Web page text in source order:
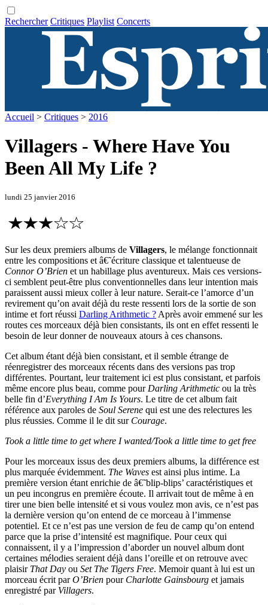
Rechercher Critiques Playlist Concerts
Accueil > Critiques > 2016
Villagers - Where Have You
Been All My Life ?
lundi 25 janvier 2016
Sur les deux premiers albums de Villagers, le mélange fonctionnait
entre les compositions et â€˜écriture classique et talentueuse de
Connor O’Brien et un habillage plus aventureux. Mais ces versions-
ci semblent peut-être plus conventionnelles dans leur intention mais
paraissent aussi mieux coller à leur nature. Serait-ce l’amorce d’un
revirement qu’on avait déjà du reste ressenti lors de la sortie de son
intime et fort réussi Darling Arithmetic ? Après avoir emmené sur les
routes ces morceaux déjà bien consistants, ils ont en effet ressenti le
besoin de leur donner de nouveaux atours à ces chansons.
Cet album étant déjà bien consistant, et il semble étrange de
réenregistrer des morceaux récents dans des versions pas trop
différentes. Pourtant, leur traitement ici est plus consistant, et parfois
même encore plus beau, comme pour Darling Arithmetic ou la très
belle fin d’Everything I Am Is Yours. Le titre de cet album fait
référence aux paroles de Soul Serene qui est une des relectures les
plus réussies. Comme il le dit sur Courage.
Took a little time to get where I wanted/Took a little time to get free
Pour les morceaux issus des deux premiers albums, la différence est
plus marquée évidemment. The Waves est ainsi plus intime. La
première version étant enrichie de â€˜blip-blips’ caractéristiques et
un peu incongrus en première écoute. Il arrivait tout de même à en
tirer une bien belle intensité et si vous voulez mon avis, ce n’est pas
la dernière version qu’on entend de ce morceau à l’immense
potentiel. Et ce n’est pas une version de feu de camp qu’on entend
parce que la prise d’intensité est magnifique. Pour ceux qui
connaissent, il y a l’impression d’aborder un nouvel album dont
certaines mélodies seraient déjà dans l’oreille et on retrouve avec
plaisir That Day ou Set The Tigers Free. Memoir quant à lui est un
morceau écrit parO’Brien pour Charlotte Gainsbourg et jamais
enregistré par Villagers.